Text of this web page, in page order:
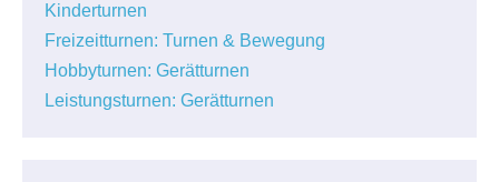
Kinderturnen
Freizeitturnen: Turnen & Bewegung
Hobbyturnen: Gerätturnen
Leistungsturnen: Gerätturnen